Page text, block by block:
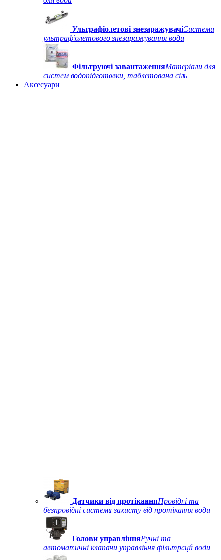
Ультрафіолетові знезаражувачіСистеми
ультрафіолетового знезаражування води
Фільтруючі завантаженняМатеріали для
систем водопідготовки, таблетована сіль
Аксесуари
Датчики від протіканняПровідні та
безпровідні системи захисту від протікання води
Голови управлінняРучні та
автоматичні клапани управління фільтрації води